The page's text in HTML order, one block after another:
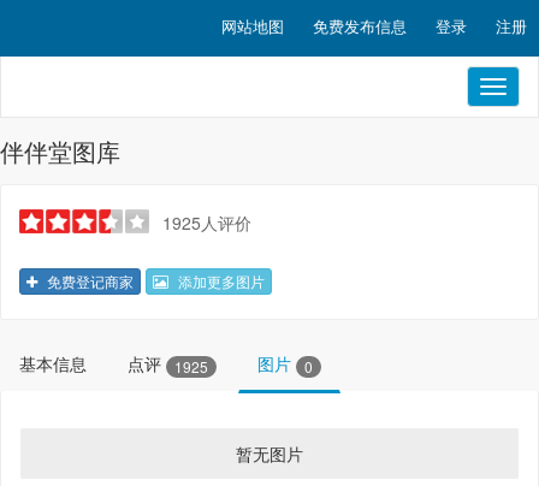
网站地图 免费发布信息 登录 注册
伴伴堂图库
1925人评价
免费登记商家 添加更多图片
基本信息 点评 1925 图片 0
暂无图片